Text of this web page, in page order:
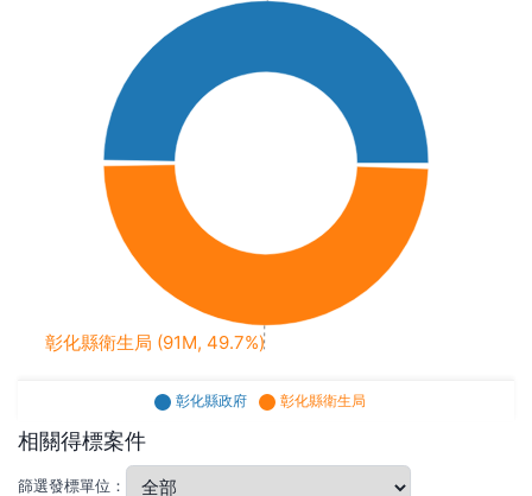
彰化縣衛生局 (91M, 49.7%)
彰化縣政府 彰化縣衛生局
相關得標案件
篩選發標單位：